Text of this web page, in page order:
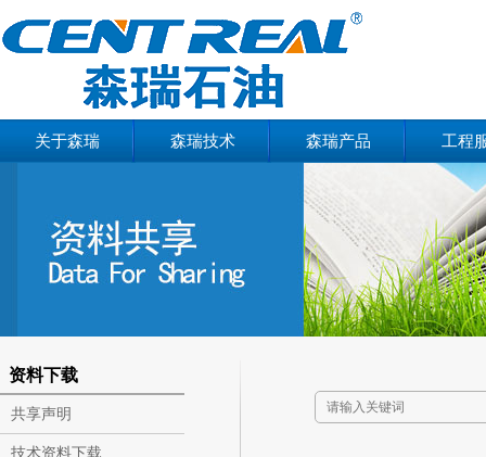
关于森瑞 森瑞技术 森瑞产品 工程
资料下载
共享声明
技术资料下载